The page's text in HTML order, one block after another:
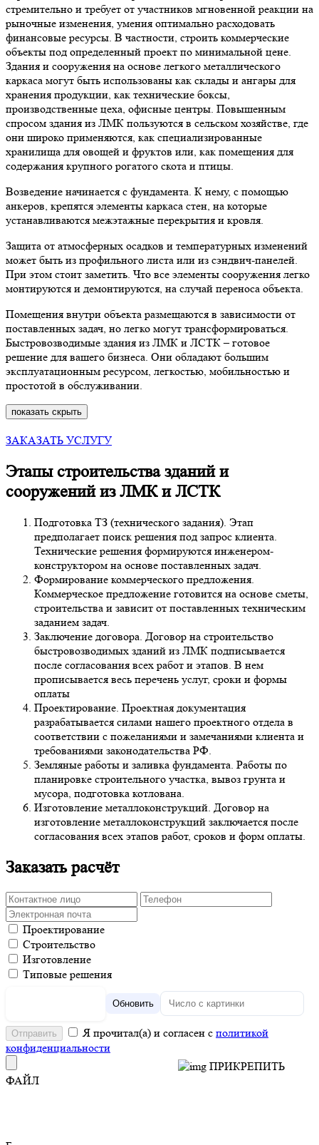
стремительно и требует от участников мгновенной реакции на
рыночные изменения, умения оптимально расходовать
финансовые ресурсы. В частности, строить коммерческие
объекты под определенный проект по минимальной цене.
Здания и сооружения на основе легкого металлического
каркаса могут быть использованы как склады и ангары для
хранения продукции, как технические боксы,
производственные цеха, офисные центры. Повышенным
спросом здания из ЛМК пользуются в сельском хозяйстве, где
они широко применяются, как специализированные
хранилища для овощей и фруктов или, как помещения для
содержания крупного рогатого скота и птицы.
Возведение начинается с фундамента. К нему, с помощью
анкеров, крепятся элементы каркаса стен, на которые
устанавливаются межэтажные перекрытия и кровля.
Защита от атмосферных осадков и температурных изменений
может быть из профильного листа или из сэндвич-панелей.
При этом стоит заметить. Что все элементы сооружения легко
монтируются и демонтируются, на случай переноса объекта.
Помещения внутри объекта размещаются в зависимости от
поставленных задач, но легко могут трансформироваться.
Быстровозводимые здания из ЛМК и ЛСТК – готовое
решение для вашего бизнеса. Они обладают большим
эксплуатационным ресурсом, легкостью, мобильностью и
простотой в обслуживании.
показать скрыть
ЗАКАЗАТЬ УСЛУГУ
Этапы строительства зданий и
сооружений из ЛМК и ЛСТК
Подготовка ТЗ (технического задания). Этап
предполагает поиск решения под запрос клиента.
Технические решения формируются инженером-
конструктором на основе поставленных задач.
Формирование коммерческого предложения.
Коммерческое предложение готовится на основе сметы,
строительства и зависит от поставленных техническим
заданием задач.
Заключение договора. Договор на строительство
быстровозводимых зданий из ЛМК подписывается
после согласования всех работ и этапов. В нем
прописывается весь перечень услуг, сроки и формы
оплаты
Проектирование. Проектная документация
разрабатывается силами нашего проектного отдела в
соответствии с пожеланиями и замечаниями клиента и
требованиями законодательства РФ.
Земляные работы и заливка фундамента. Работы по
планировке строительного участка, вывоз грунта и
мусора, подготовка котлована.
Изготовление металлоконструкций. Договор на
изготовление металлоконструкций заключается после
согласования всех этапов работ, сроков и форм оплаты.
Заказать расчёт
Проектирование
Строительство
Изготовление
Типовые решения
Обновить
Я прочитал(а) и согласен с политикой
конфиденциальности
ПРИКРЕПИТЬ
ФАЙЛ